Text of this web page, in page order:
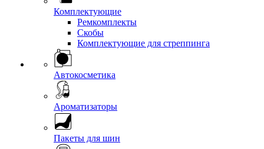
Комплектующие
Ремкомплекты
Скобы
Комплектующие для стреппинга
Автокосметика
Ароматизаторы
Пакеты для шин